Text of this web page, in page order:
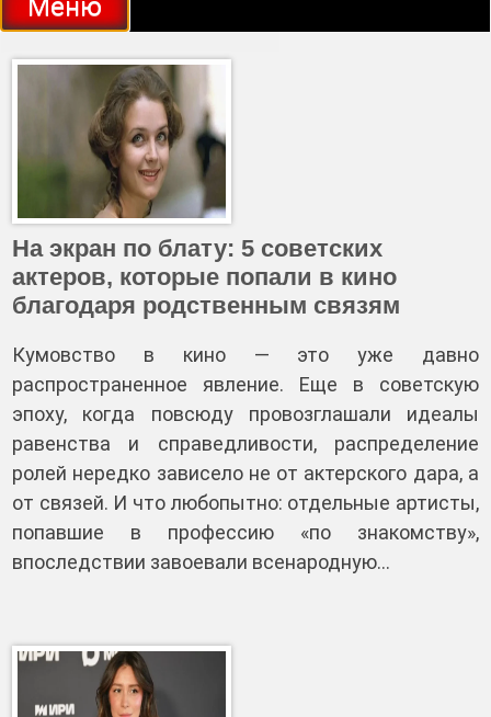
Меню
На экран по блату: 5 советских
актеров, которые попали в кино
благодаря родственным связям
Кумовство в кино — это уже давно
распространенное явление. Еще в советскую
эпоху, когда повсюду провозглашали идеалы
равенства и справедливости, распределение
ролей нередко зависело не от актерского дара, а
от связей. И что любопытно: отдельные артисты,
попавшие в профессию «по знакомству»,
впоследствии завоевали всенародную…